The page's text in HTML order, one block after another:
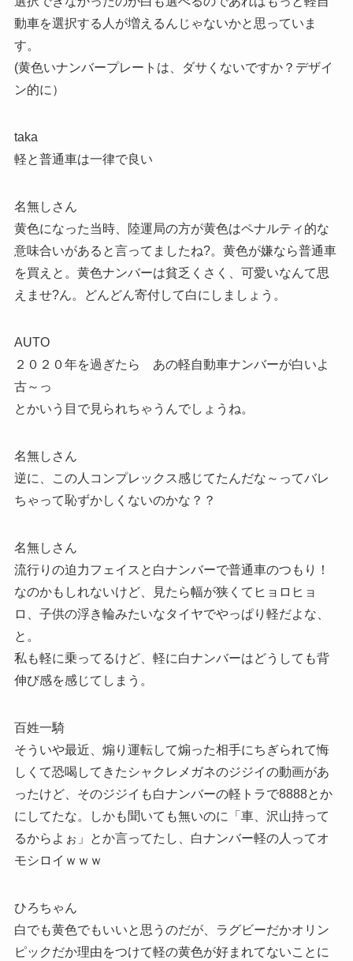
動車を選択する人が増えるんじゃないかと思っていま
す。
(黄色いナンバープレートは、ダサくないですか？デザイ
ン的に）
taka
軽と普通車は一律で良い
名無しさん
黄色になった当時、陸運局の方が黄色はペナルティ的な
意味合いがあると言ってましたね?。黄色が嫌なら普通車
を買えと。黄色ナンバーは貧乏くさく、可愛いなんて思
えませ?ん。どんどん寄付して白にしましょう。
AUTO
２０２０年を過ぎたら あの軽自動車ナンバーが白いよ
古～っ
とかいう目で見られちゃうんでしょうね。
名無しさん
逆に、この人コンプレックス感じてたんだな～ってバレ
ちゃって恥ずかしくないのかな？？
名無しさん
流行りの迫力フェイスと白ナンバーで普通車のつもり！
なのかもしれないけど、見たら幅が狭くてヒョロヒョ
ロ、子供の浮き輪みたいなタイヤでやっぱり軽だよな、
と。
私も軽に乗ってるけど、軽に白ナンバーはどうしても背
伸び感を感じてしまう。
百姓一騎
そういや最近、煽り運転して煽った相手にちぎられて悔
しくて恐喝してきたシャクレメガネのジジイの動画があ
ったけど、そのジジイも白ナンバーの軽トラで8888とか
にしてたな。しかも聞いても無いのに「車、沢山持って
るからよぉ」とか言ってたし、白ナンバー軽の人ってオ
モシロイｗｗｗ
ひろちゃん
白でも黄色でもいいと思うのだが、ラグビーだかオリン
ピックだか理由をつけて軽の黄色が好まれてないことに